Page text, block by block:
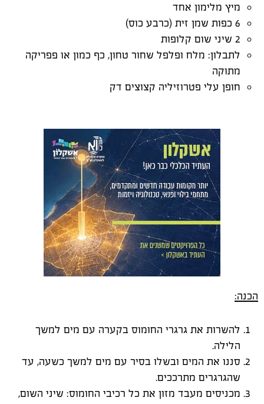
מיץ מלימון אחד
6 כפות שמן זית (כרבע כוס)
2 שיני שום קלופות
לתבלון: מלח ופלפל שחור טחון, כף כמון או פפריקה
מתוקה
חופן עלי פטרוזיליה קצוצים דק
הכנה:
להשרות את גרגרי החומוס בקערה עם מים למשך
הלילה.
סננו את המים ובשלו בסיר עם מים למשך כשעה, עד
שהגרגרים מתרככים.
מכניסים מעבד מזון את כל רכיבי החומוס: שיני השום,